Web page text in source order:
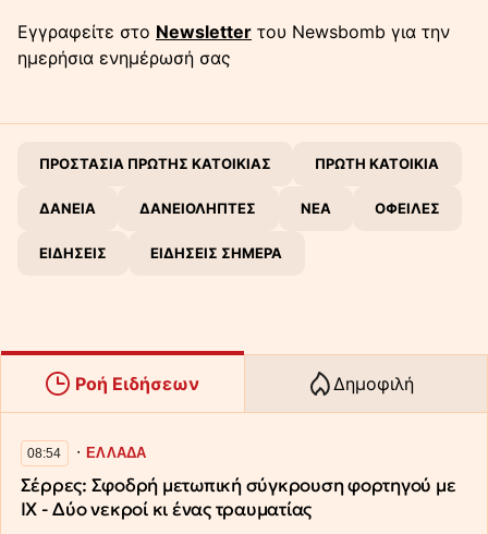
Εγγραφείτε στο Newsletter του Newsbomb για την
ημερήσια ενημέρωσή σας
ΠΡΟΣΤΑΣΙΑ ΠΡΩΤΗΣ ΚΑΤΟΙΚΙΑΣ ΠΡΩΤΗ ΚΑΤΟΙΚΙΑ
ΔΑΝΕΙΑ ΔΑΝΕΙΟΛΗΠΤΕΣ ΝΕΑ ΟΦΕΙΛΕΣ
ΕΙΔΗΣΕΙΣ ΕΙΔΗΣΕΙΣ ΣΗΜΕΡΑ
Ροή Ειδήσεων Δημοφιλή
08:54 ∙ΕΛΛΑΔΑ
Σέρρες: Σφοδρή μετωπική σύγκρουση φορτηγού με
ΙΧ - Δύο νεκροί κι ένας τραυματίας